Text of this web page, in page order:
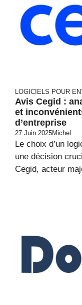
LOGICIELS POUR
Avis Cegid :
et
d’entreprise
27 Juin 2025Michel
Le choix d’un
une décision
Cegid, acteur